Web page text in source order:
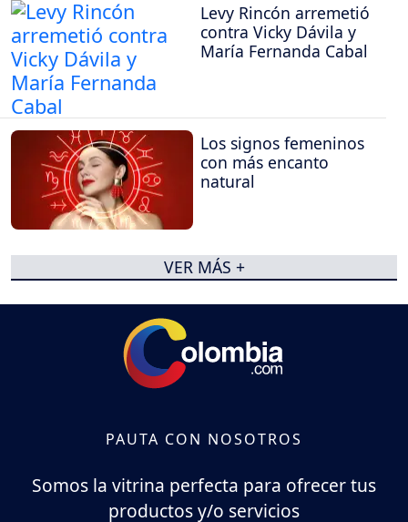
Levy Rincón arremetió
contra Vicky Dávila y
María Fernanda Cabal
Los signos femeninos
con más encanto
natural
VER MÁS +
PAUTA CON NOSOTROS
Somos la vitrina perfecta para ofrecer tus
productos y/o servicios